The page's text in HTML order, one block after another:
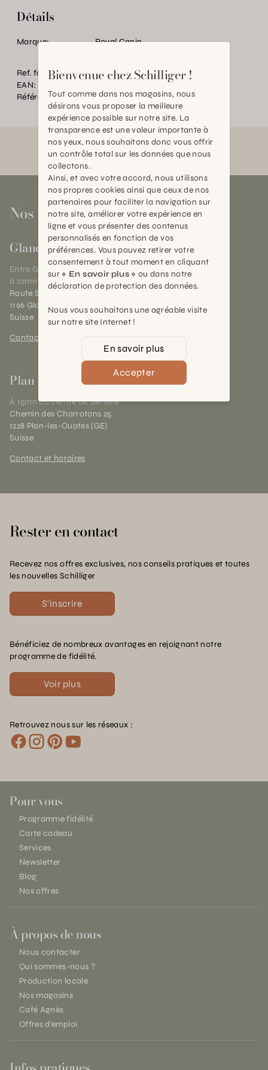
Détails
Marque: Royal Canin
Ref. fournisseur:
1724
EAN:
Référence:
AN.P00076.0000.0000.0000
Nos magasins
Gland
Entre Genève et Lausanne,
à 10mn de Nyon
Route Suisse 40
1196 Gland (VD)
Suisse
Contact et horaires
Plan-les-Ouates
À 15mn du centre de Genève
Chemin des Charrotons 25
1228 Plan-les-Ouates (GE)
Suisse
Contact et horaires
Rester en contact
Recevez nos offres exclusives, nos conseils pratiques et toutes
les nouvelles Schilliger
S'inscrire
Bénéficiez de nombreux avantages en rejoignant notre
programme de fidélité.
Voir plus
Retrouvez nous sur les réseaux :
Pour vous
Programme fidélité
Carte cadeau
Services
Newsletter
Blog
Nos offres
À propos de nous
Nous contacter
Qui sommes-nous ?
Production locale
Nos magasins
Café Agnès
Offres d'emploi
Bienvenue chez Schilliger !
Tout comme dans nos magasins, nous
désirons vous proposer la meilleure
expérience possible sur notre site. La
transparence est une valeur importante à
nos yeux, nous souhaitons donc vous offrir
un contrôle total sur les données que nous
collectons.
Ainsi, et avec votre accord, nous utilisons
nos propres cookies ainsi que ceux de nos
partenaires pour faciliter la navigation sur
notre site, améliorer votre expérience en
ligne et vous présenter des contenus
personnalisés en fonction de vos
préférences. Vous pouvez retirer votre
consentement à tout moment en cliquant
sur « En savoir plus » ou dans notre
déclaration de protection des données.
Nous vous souhaitons une agréable visite
sur notre site Internet !
En savoir plus
Accepter